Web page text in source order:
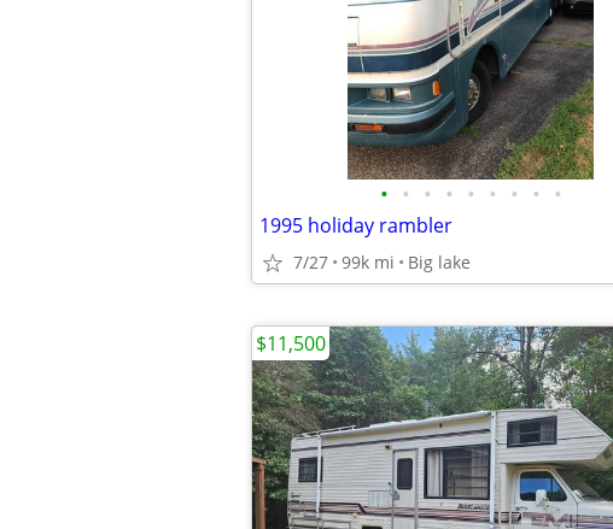
• • • • • • • • •
1995 holiday rambler
7/27 99k mi Big lake
$11,500